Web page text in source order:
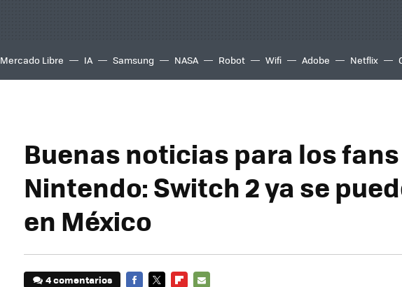
Mercado Libre IA Samsung NASA Robot Wifi Adobe Netflix
Buenas noticias para los
Nintendo: Switch 2 ya se
en México
4 comentarios